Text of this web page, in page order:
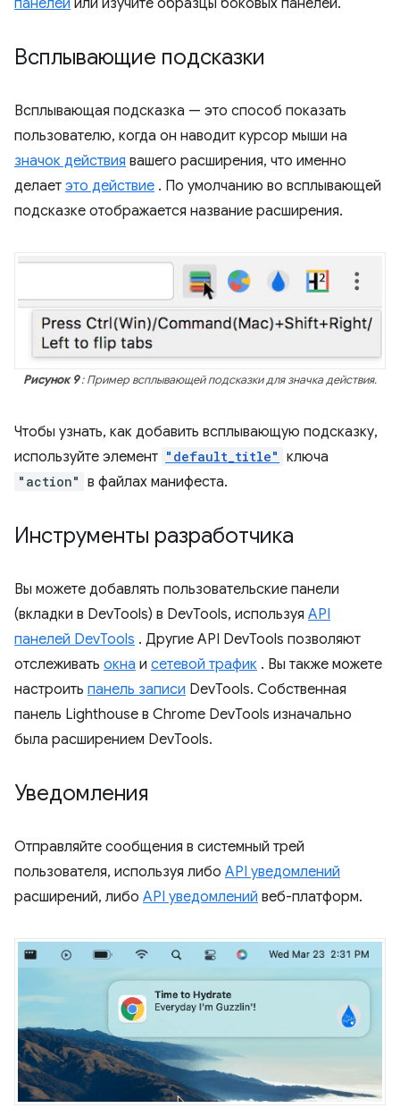
Всплывающие подсказки
Всплывающая подсказка — это способ показать
пользователю, когда он наводит курсор мыши на
значок действия вашего расширения, что именно
делает это действие . По умолчанию во всплывающей
подсказке отображается название расширения.
Рисунок 9: Пример всплывающей подсказки для значка действия.
Чтобы узнать, как добавить всплывающую подсказку,
используйте элемент "default_title" ключа
"action" в файлах манифеста.
Инструменты разработчика
Вы можете добавлять пользовательские панели
(вкладки в DevTools) в DevTools, используя API
панелей DevTools . Другие API DevTools позволяют
отслеживать окна и сетевой трафик . Вы также можете
настроить панель записи DevTools. Собственная
панель Lighthouse в Chrome DevTools изначально
была расширением DevTools.
Уведомления
Отправляйте сообщения в системный трей
пользователя, используя либо API уведомлений
расширений, либо API уведомлений веб-платформ.